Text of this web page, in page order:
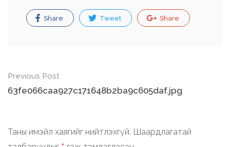
Share Tweet Share
Post
navigation
Previous Post
63fe066caa927c171648b2ba9c605daf.jpg
Таны имэйл хаягийг нийтлэхгүй. Шаардлагатай